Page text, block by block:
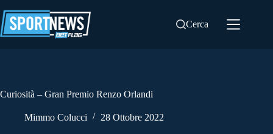
al
contenuto
Cerca
Curiosità – Gran Premio Renzo Orlandi
Mimmo Colucci 28 Ottobre 2022